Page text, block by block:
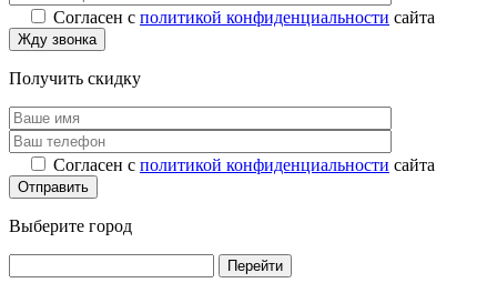
Согласен с политикой конфиденциальности сайта
Получить скидку
Согласен с политикой конфиденциальности сайта
Выберите город
Перейти